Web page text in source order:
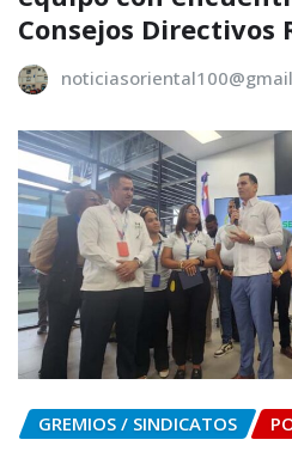
Consejos Directivos
GREMIOS / SINDICATOS